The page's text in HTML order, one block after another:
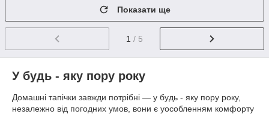
Показати ще
1 / 5
У будь - яку пору року
Домашні тапічки завжди потрібні — у будь - яку пору року,
незалежно від погодних умов, вони є уособленням комфорту